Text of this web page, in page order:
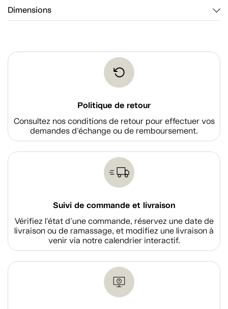
Dimensions
Politique de retour
Consultez nos conditions de retour pour effectuer vos
demandes d'échange ou de remboursement.
Suivi de commande et livraison
Vérifiez l'état d'une commande, réservez une date de
livraison ou de ramassage, et modifiez une livraison à
venir via notre calendrier interactif.